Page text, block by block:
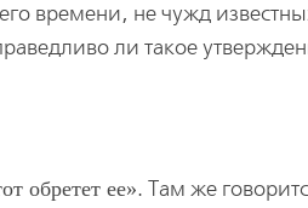
времени, не чужд
ли такое
обретет ее . Там же